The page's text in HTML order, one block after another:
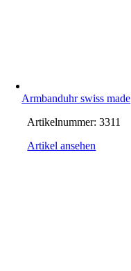
Armbanduhr swiss made
Artikelnummer:3311
Artikel ansehen